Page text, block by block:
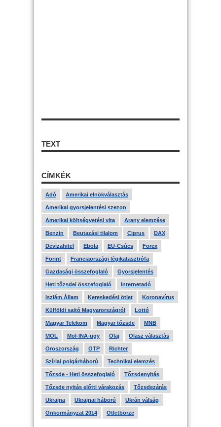
TEXT
CÍMKÉK
Adó Amerikai elnökválasztás
Amerikai gyorsjelentési szezon
Amerikai költségvetési vita Arany elemzése
Benzin Beutazási tilalom Ciprus DAX
Devizahitel Ebola EU-Csúcs Forex
Forint Franciaországi légikatasztrófa
Gazdasági összefoglaló Gyorsjelentés
Heti tőzsdei összefoglaló Internetadó
Iszlám Állam Kereskedési ötlet Koronavírus
Külföldi sajtó Magyarországról Lottó
Magyar Telekom Magyar tőzsde MNB
MOL Mol-INA-ügy Olaj Olasz választás
Oroszország OTP Richter
Szíriai polgárháború Technikai elemzés
Tőzsde - Heti összefoglaló Tőzsdenyitás
Tőzsde nyitás előtti várakozás Tőzsdezárás
Ukrajna Ukrajnai háború Ukrán válság
Önkormányzat 2014 Ötletbörze